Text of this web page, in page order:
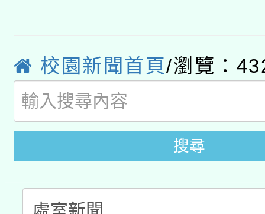
業技術研究院辦理「
用水績優單位及節水達
動」
115年8月22日(星期六
桃園市孔廟祈福系列
開 智慧啟航」
2026年桃園地景藝術
「2026桃園藝術巡演
校園新聞首頁/瀏覽：
搜尋